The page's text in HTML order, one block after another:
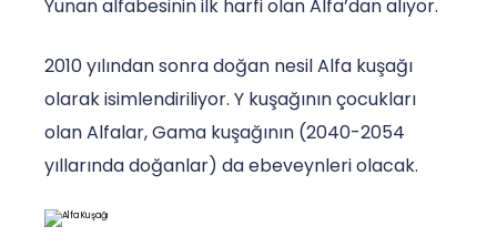
Yunan alfabesinin ilk harfi olan Alfa’dan alıyor.
2010 yılından sonra doğan nesil Alfa kuşağı
olarak isimlendiriliyor. Y kuşağının çocukları
olan Alfalar, Gama kuşağının (2040-2054
yıllarında doğanlar) da ebeveynleri olacak.